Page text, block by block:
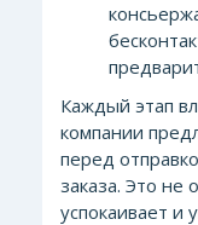
Каждый этап
компании
перед
заказа. Это не
успокаивает и